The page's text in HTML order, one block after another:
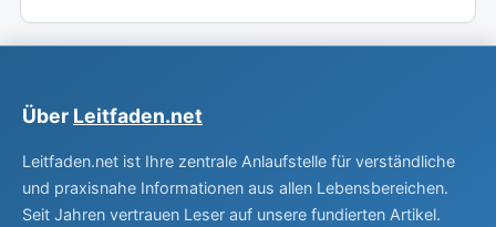
Über Leitfaden.net
Leitfaden.net ist Ihre zentrale Anlaufstelle für verständliche
und praxisnahe Informationen aus allen Lebensbereichen.
Seit Jahren vertrauen Leser auf unsere fundierten Artikel.